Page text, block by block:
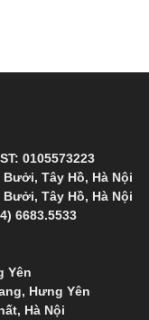
0105573223
Tây Hồ, Hà Nội
Tây Hồ, Hà Nội
6683.5533
Yên
Hưng Yên
Hà Nội